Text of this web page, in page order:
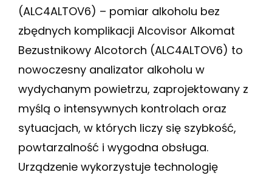
(ALC4ALTOV6) – pomiar alkoholu bez
zbędnych komplikacji Alcovisor Alkomat
Bezustnikowy Alcotorch (ALC4ALTOV6) to
nowoczesny analizator alkoholu w
wydychanym powietrzu, zaprojektowany z
myślą o intensywnych kontrolach oraz
sytuacjach, w których liczy się szybkość,
powtarzalność i wygodna obsługa.
Urządzenie wykorzystuje technologię